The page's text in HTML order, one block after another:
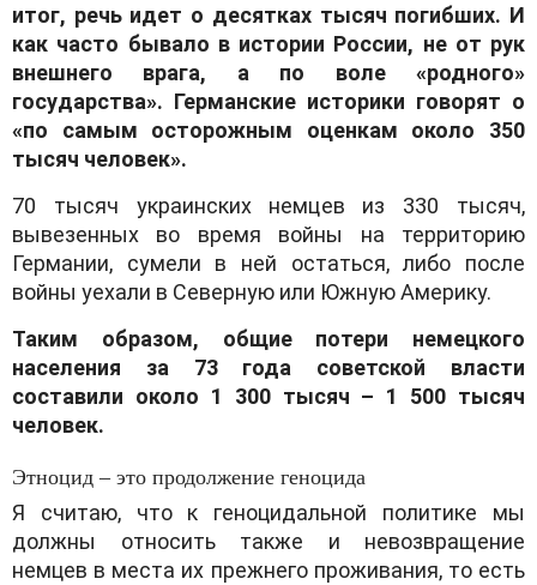
итог, речь идет о десятках тысяч погибших. И
как часто бывало в истории России, не от рук
внешнего врага, а по воле «родного»
государства». Германские историки говорят о
«по самым осторожным оценкам около 350
тысяч человек».
70 тысяч украинских немцев из 330 тысяч,
вывезенных во время войны на территорию
Германии, сумели в ней остаться, либо после
войны уехали в Северную или Южную Америку.
Таким образом, общие потери немецкого
населения за 73 года советской власти
составили около 1 300 тысяч – 1 500 тысяч
человек.
Этноцид – это продолжение геноцида
Я считаю, что к геноцидальной политике мы
должны относить также и невозвращение
немцев в места их прежнего проживания, то есть